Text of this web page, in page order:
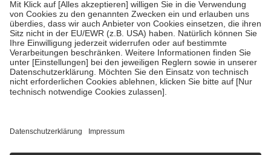
Um das Engagement der Versicherten für ihre eigene Gesundheit
zu stärken und die besondere Stellung der Familie zu unterstützen,
fallenkeine Zuzahlungenan bei:
• Kindern und Jugendlichen bis zum vollendeten 18. Lebensjahr
mit Ausnahme der Fahrkosten
• Untersuchungen zur Vorsorge und Früherkennung, die von der
GKV getragen werden
• empfohlenen Schutzimpfungen
Wir nutzen Trusted Shops als unabhängigen Dienstleister für die